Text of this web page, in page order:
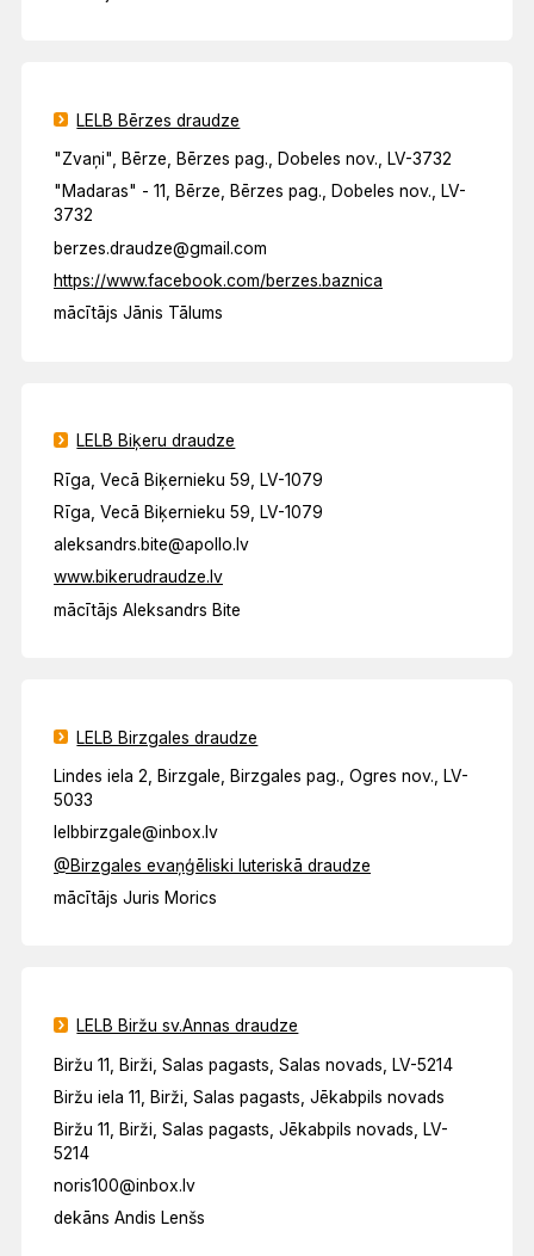
LELB Bērzes draudze
"Zvaņi", Bērze, Bērzes pag., Dobeles nov., LV-3732
"Madaras" - 11, Bērze, Bērzes pag., Dobeles nov., LV-
3732
berzes.draudze@gmail.com
https://www.facebook.com/berzes.baznica
mācītājs Jānis Tālums
LELB Biķeru draudze
Rīga, Vecā Biķernieku 59, LV-1079
Rīga, Vecā Biķernieku 59, LV-1079
aleksandrs.bite@apollo.lv
www.bikerudraudze.lv
mācītājs Aleksandrs Bite
LELB Birzgales draudze
Lindes iela 2, Birzgale, Birzgales pag., Ogres nov., LV-
5033
lelbbirzgale@inbox.lv
@Birzgales evaņģēliski luteriskā draudze
mācītājs Juris Morics
LELB Biržu sv.Annas draudze
Biržu 11, Birži, Salas pagasts, Salas novads, LV-5214
Biržu iela 11, Birži, Salas pagasts, Jēkabpils novads
Biržu 11, Birži, Salas pagasts, Jēkabpils novads, LV-
5214
noris100@inbox.lv
dekāns Andis Lenšs